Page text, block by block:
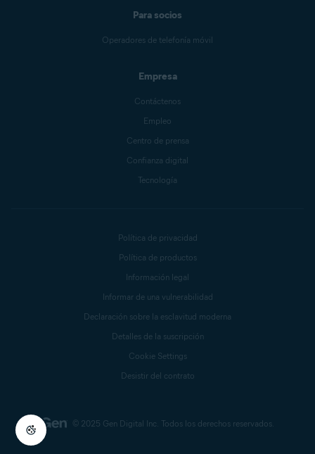
Para socios
Operadores de telefonía móvil
Empresa
Contáctenos
Empleo
Centro de prensa
Confianza digital
Tecnología
© 2025 Gen Digital Inc. Todos los derechos reservados.
Política de privacidad
Política de productos
Información legal
Informar de una vulnerabilidad
Declaración sobre la esclavitud moderna
Detalles de la suscripción
Cookie Settings
Desistir del contrato